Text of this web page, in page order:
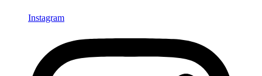
Instagram